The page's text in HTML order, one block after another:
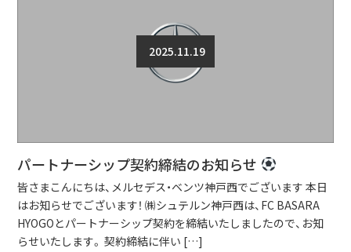
2025.11.19
パートナーシップ契約締結のお知らせ
皆さまこんにちは、メルセデス・ベンツ神戸西でございます 本日
はお知らせでございます！ ㈱シュテルン神戸西は、FC BASARA
HYOGOとパートナーシップ契約を締結いたしましたので、お知
らせいたします。 契約締結に伴い […]